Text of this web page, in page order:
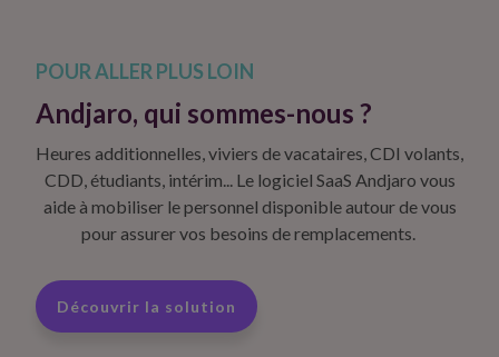
POUR ALLER PLUS LOIN
Andjaro, qui sommes-nous ?
Heures additionnelles, viviers de vacataires, CDI volants,
CDD, étudiants, intérim... Le logiciel SaaS Andjaro vous
aide à mobiliser le personnel disponible autour de vous
pour assurer vos besoins de remplacements. ​
Découvrir la solution